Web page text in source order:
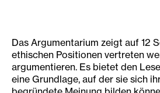
Das Argumentarium zeigt auf 12
ethischen Positionen vertreten
argumentieren. Es bietet den
eine Grundlage, auf der sie sich